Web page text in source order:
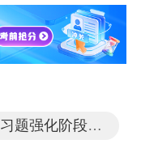
习题强化阶段课程